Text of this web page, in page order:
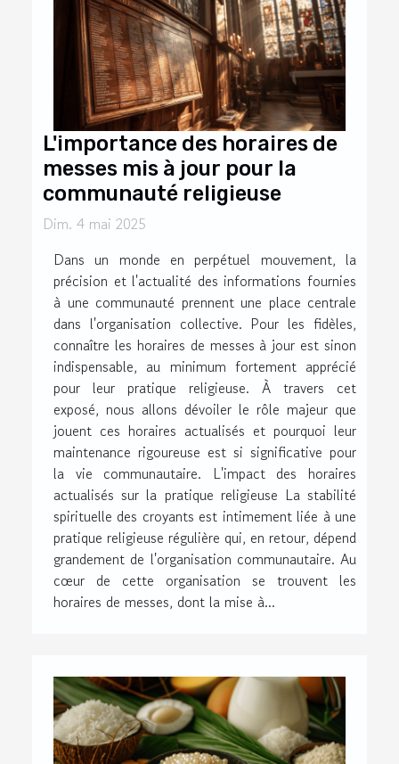
L'importance des horaires de
messes mis à jour pour la
communauté religieuse
Dim. 4 mai 2025
Dans un monde en perpétuel mouvement, la
précision et l'actualité des informations fournies
à une communauté prennent une place centrale
dans l'organisation collective. Pour les fidèles,
connaître les horaires de messes à jour est sinon
indispensable, au minimum fortement apprécié
pour leur pratique religieuse. À travers cet
exposé, nous allons dévoiler le rôle majeur que
jouent ces horaires actualisés et pourquoi leur
maintenance rigoureuse est si significative pour
la vie communautaire. L'impact des horaires
actualisés sur la pratique religieuse La stabilité
spirituelle des croyants est intimement liée à une
pratique religieuse régulière qui, en retour, dépend
grandement de l'organisation communautaire. Au
cœur de cette organisation se trouvent les
horaires de messes, dont la mise à...